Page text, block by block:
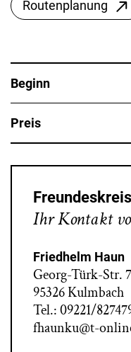
Routenplanung
Beginn
Preis
Ihr Kontakt
Friedhelm Haun
Georg-Türk-Str. 7
95326 Kulmbach
Tel.: 09221/
fhaunku@t-